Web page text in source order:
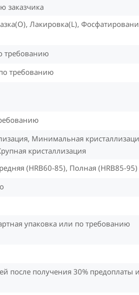
заказчика
Лакировка(L),
требованию
требованию
Минимальная
кристаллизация
(HRB60-85), Полная (HRB85-95)
упаковка или по требованию
после получения 30% предоплаты